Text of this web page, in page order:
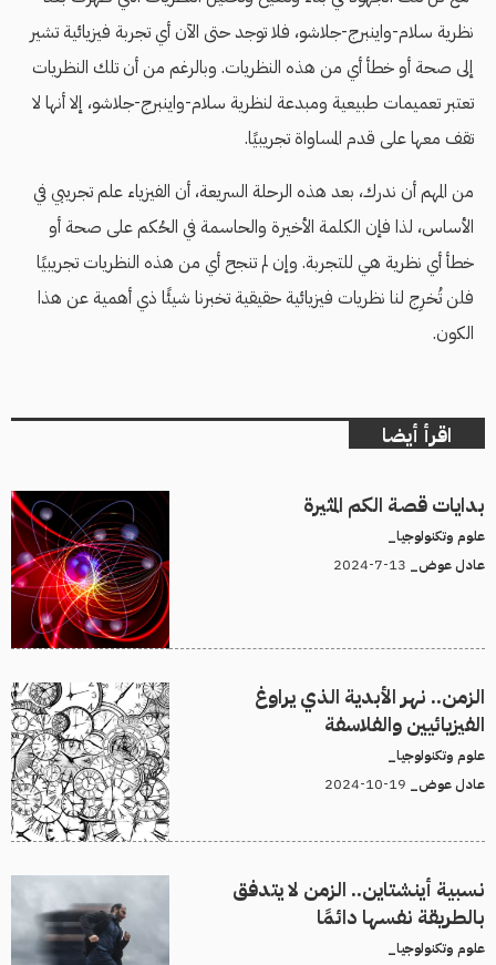
نظرية سلام-واينبرج-جلاشو، فلا توجد حتى الآن أي تجربة فيزيائية تشير
إلى صحة أو خطأ أي من هذه النظريات. وبالرغم من أن تلك النظريات
تعتبر تعميمات طبيعية ومبدعة لنظرية سلام-واينبرج-جلاشو، إلا أنها لا
تقف معها على قدم المساواة تجريبيًا.
من المهم أن ندرك، بعد هذه الرحلة السريعة، أن الفيزياء علم تجريبي في
الأساس، لذا فإن الكلمة الأخيرة والحاسمة في الحُكم على صحة أو
خطأ أي نظرية هي للتجربة. وإن لم تنجح أي من هذه النظريات تجريبيًا
فلن تُخرِج لنا نظريات فيزيائية حقيقية تخبرنا شيئًا ذي أهمية عن هذا
الكون.
اقرأ أيضا
بدايات قصة الكم المثيرة
علوم وتكنولوجيا_
عادل عوض_
الزمن.. نهر الأبدية الذي يراوغ
الفيزيائيين والفلاسفة
علوم وتكنولوجيا_
عادل عوض_
نسبية أينشتاين.. الزمن لا يتدفق
بالطريقة نفسها دائمًا
علوم وتكنولوجيا_